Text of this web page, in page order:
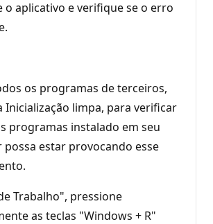
o aplicativo e verifique se o erro
os programas de terceiros,
Inicialização limpa, para verificar
programas instalado em seu
estar provocando esse
Trabalho", pressione
as teclas "Windows + R"